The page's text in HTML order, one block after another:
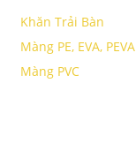
Khăn Trải Bàn
Màng PE, EVA, PEVA
Màng PVC